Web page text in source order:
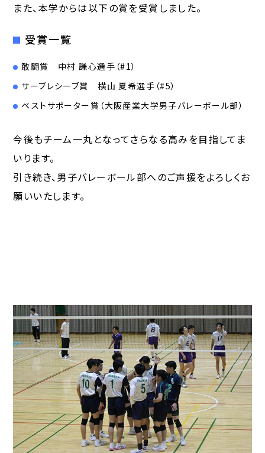
また、本学からは以下の賞を受賞しました。
受賞一覧
敢闘賞 中村 謙心選手（#1）
サーブレシーブ賞 横山 夏希選手（#5）
ベストサポーター賞（大阪産業大学男子バレーボール部）
今後もチーム一丸となってさらなる高みを目指してま
いります。
引き続き、男子バレーボール部へのご声援をよろしくお
願いいたします。